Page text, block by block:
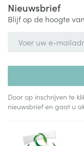
Nieuwsbrief
Blijf op de hoogte
Door op inschrijven te
nieuwsbrief en gaat u